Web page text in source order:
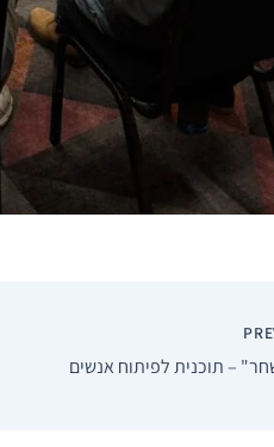
– תוכנית לפיתוח אנשים